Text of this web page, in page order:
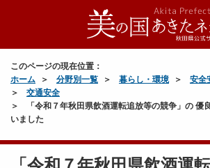
このページの現在位置：
ホーム
分野別一覧 暮らし・環境
安全
交通安全
「令和７年秋田県飲酒運転追放等の競争」の 優
いました